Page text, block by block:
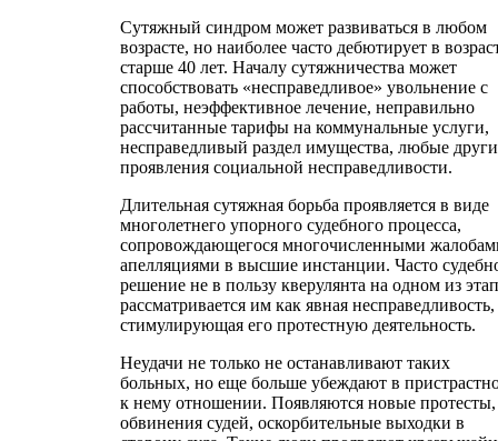
Сутяжный синдром может развиваться в любом
возрасте, но наиболее часто дебютирует в
старше 40 лет. Началу сутяжничества может
способствовать «несправедливое» увольнение с
работы, неэффективное лечение, неправильно
рассчитанные тарифы на коммунальные услуги,
несправедливый раздел имущества, любые
проявления социальной несправедливости.
Длительная сутяжная борьба проявляется в виде
многолетнего упорного судебного процесса,
сопровождающегося многочисленными
апелляциями в высшие инстанции. Часто
решение не в пользу кверулянта на одном из
рассматривается им как явная несправедливость,
стимулирующая его протестную деятельность.
Неудачи не только не останавливают таких
больных, но еще больше убеждают в
к нему отношении. Появляются новые протесты,
обвинения судей, оскорбительные выходки в